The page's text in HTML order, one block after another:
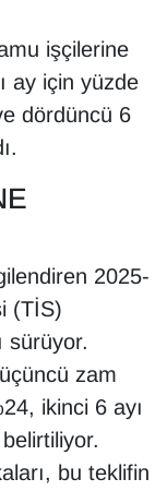
işçilerine
ay için yüzde
dördüncü 6
2025-
(TİS)
sürüyor.
zam
ikinci 6 ayı
bu teklifin